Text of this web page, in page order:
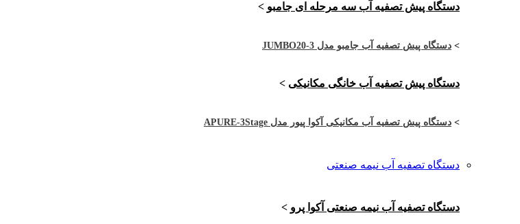
دستگاه پیش تصفیه آب سه مرحله ای جامبو >
> دستگاه پیش تصفیه آب جامبو مدل JUMBO20-3
دستگاه پیش تصفیه آب خانگی مکانیکی >
> دستگاه پیش تصفیه آب مکانیکی آکوا پیور مدل APURE-3Stage
دستگاه تصفیه آب نیمه صنعتی
دستگاه تصفیه آب نیمه صنعتی آکوا پرو >